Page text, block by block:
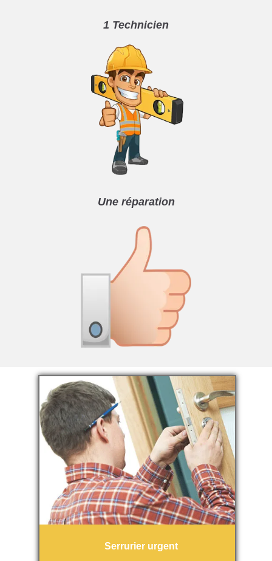
1 Technicien
Une réparation
Serrurier urgent